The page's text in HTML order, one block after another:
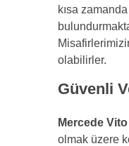
kısa
olabilirler.
Güvenli
Mercede
olmak üzere